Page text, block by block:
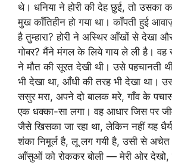
थे। धनिया ने होरी की देह छुई, तो उसका
मुख काँतिहीन हो गया था। काँपती हुई
है तुम्हारा? होरी ने अस्थिर आँखों से देखा
गोबर? मैंने मंगल के लिये गाय ले ली है। वह
ने मौत की सूरत देखी थी। उसे पहचानती
भी देखा था, आँधी की तरह भी देखा था।
ससुर मरा, अपने दो बालक मरे, गाँव के
एक धक्का-सा लगा। वह आधार जिस पर
जैसे खिसका जा रहा था, लेकिन नहीं यह
शंका निमूर्ल है, लू लग गयी है, उसी से
आँसुओं को रोककर बोली — मेरी ओर देखो,